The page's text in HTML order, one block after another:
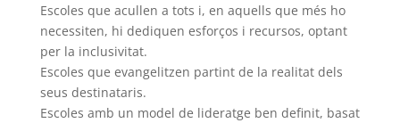
Escoles que acullen a tots i, en aquells que més ho
necessiten, hi dediquen esforços i recursos, optant
per la inclusivitat.
Escoles que evangelitzen partint de la realitat dels
seus destinataris.
Escoles amb un model de lideratge ben definit, basat